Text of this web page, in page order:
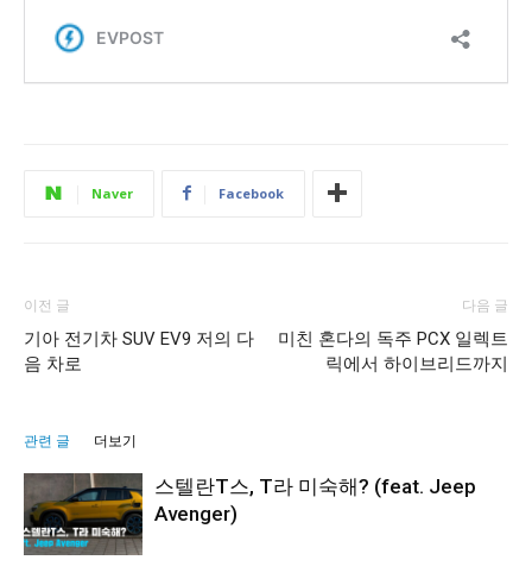
Naver Facebook
이전 글
기아 전기차 SUV EV9 저의 다
음 차로
다음 글
미친 혼다의 독주 PCX 일렉트
릭에서 하이브리드까지
관련 글 더보기
스텔란T스, T라 미숙해? (feat. Jeep
Avenger)